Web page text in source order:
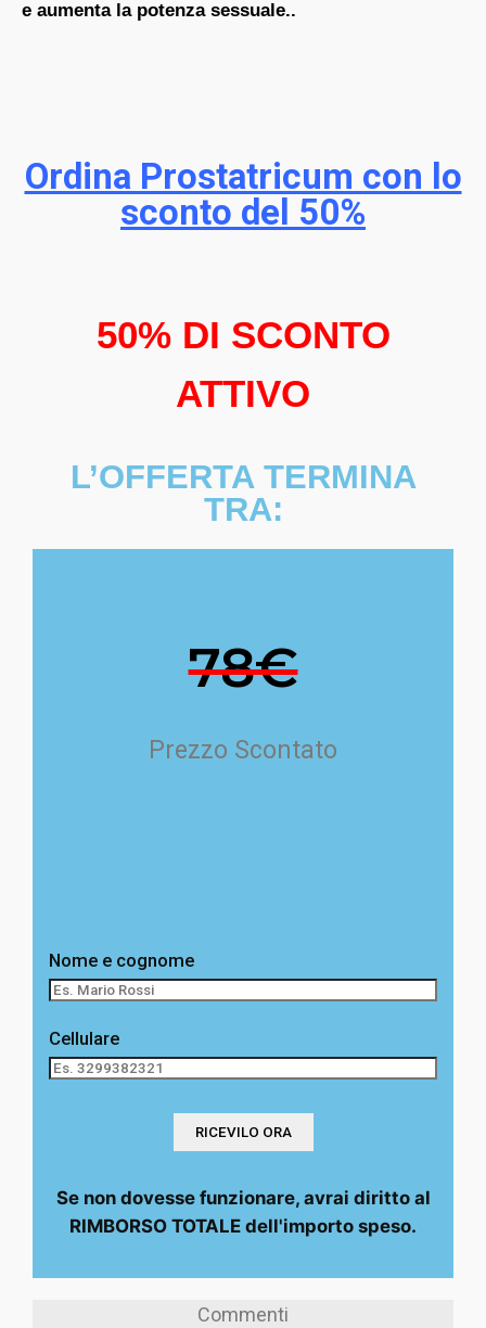
e aumenta la potenza sessuale..
Ordina Prostatricum con lo
sconto del 50%
50% DI SCONTO
ATTIVO
L’OFFERTA TERMINA
TRA:
78€
Prezzo Scontato
Nome e cognome
Cellulare
Se non dovesse funzionare, avrai diritto al
RIMBORSO TOTALE dell'importo speso.
Commenti